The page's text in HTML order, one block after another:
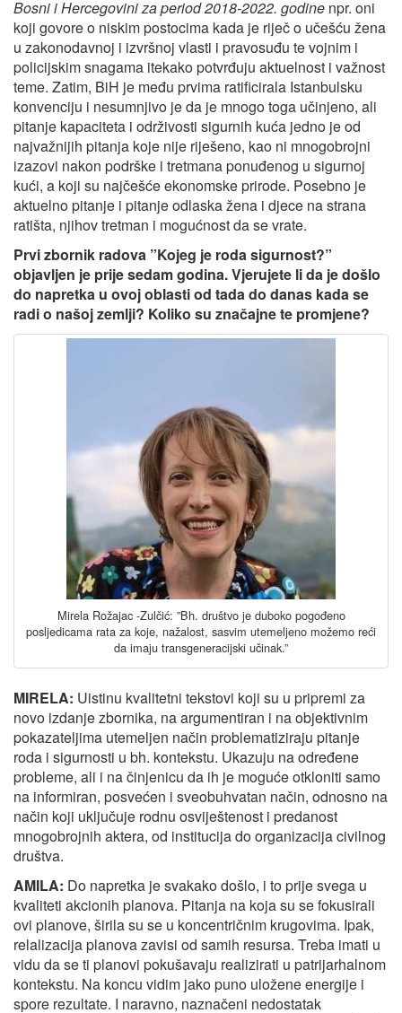
Bosni i Hercegovini za period 2018-2022. godine npr. oni
koji govore o niskim postocima kada je riječ o učešću žena
u zakonodavnoj i izvršnoj vlasti i pravosuđu te vojnim i
policijskim snagama itekako potvrđuju aktuelnost i važnost
teme. Zatim, BiH je među prvima ratificirala Istanbulsku
konvenciju i nesumnjivo je da je mnogo toga učinjeno, ali
pitanje kapaciteta i održivosti sigurnih kuća jedno je od
najvažnijih pitanja koje nije riješeno, kao ni mnogobrojni
izazovi nakon podrške i tretmana ponuđenog u sigurnoj
kući, a koji su najčešće ekonomske prirode. Posebno je
aktuelno pitanje i pitanje odlaska žena i djece na strana
ratišta, njihov tretman i mogućnost da se vrate.
Prvi zbornik radova ”Kojeg je roda sigurnost?”
objavljen je prije sedam godina. Vjerujete li da je došlo
do napretka u ovoj oblasti od tada do danas kada se
radi o našoj zemlji? Koliko su značajne te promjene?
Mirela Rožajac -Zulčić: ”Bh. društvo je duboko pogođeno
posljedicama rata za koje, nažalost, sasvim utemeljeno možemo reći
da imaju transgeneracijski učinak.”
MIRELA: Uistinu kvalitetni tekstovi koji su u pripremi za
novo izdanje zbornika, na argumentiran i na objektivnim
pokazateljima utemeljen način problematiziraju pitanje
roda i sigurnosti u bh. kontekstu. Ukazuju na određene
probleme, ali i na činjenicu da ih je moguće otkloniti samo
na informiran, posvećen i sveobuhvatan način, odnosno na
način koji uključuje rodnu osviještenost i predanost
mnogobrojnih aktera, od institucija do organizacija civilnog
društva.
AMILA: Do napretka je svakako došlo, i to prije svega u
kvaliteti akcionih planova. Pitanja na koja su se fokusirali
ovi planove, širila su se u koncentričnim krugovima. Ipak,
relalizacija planova zavisi od samih resursa. Treba imati u
vidu da se ti planovi pokušavaju realizirati u patrijarhalnom
kontekstu. Na koncu vidim jako puno uložene energije i
spore rezultate. I naravno, naznačeni nedostatak